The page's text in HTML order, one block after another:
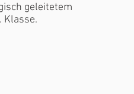
geleitetem
Klasse.